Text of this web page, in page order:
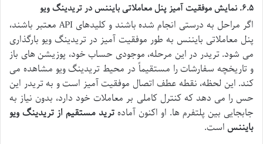
۶.۵. نمایش موفقیت آمیز پنل معاملاتی بایننس در تریدینگ ویو
اگر مراحل به درستی انجام شده باشند و کلیدهای API معتبر باشند،
پنل معاملاتی بایننس به طور موفقیت آمیز در تریدینگ ویو بارگذاری
می شود. تریدر در این مرحله، موجودی حساب خود، پوزیشن های باز
و تاریخچه سفارشات را مستقیماً در محیط تریدینگ ویو مشاهده می
کند. این لحظه، نقطه عطف اتصال موفقیت آمیز است و به تریدر این
حس را می دهد که کنترل کاملی بر معاملات خود دارد، بدون نیاز به
جابجایی بین پلتفرم ها. او اکنون آمادهترید مستقیم از تریدینگ ویو
بایننساست.